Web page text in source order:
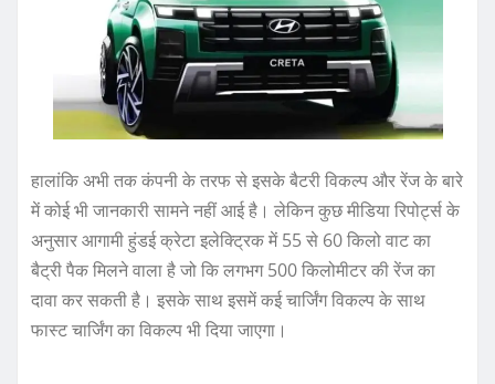
हालांकि अभी तक कंपनी के तरफ से इसके बैटरी विकल्प और रेंज के बारे
में कोई भी जानकारी सामने नहीं आई है। लेकिन कुछ मीडिया रिपोर्ट्स के
अनुसार आगामी हुंडई क्रेटा इलेक्ट्रिक में 55 से 60 किलो वाट का
बैट्री पैक मिलने वाला है जो कि लगभग 500 किलोमीटर की रेंज का
दावा कर सकती है। इसके साथ इसमें कई चार्जिंग विकल्प के साथ
फास्ट चार्जिंग का विकल्प भी दिया जाएगा।